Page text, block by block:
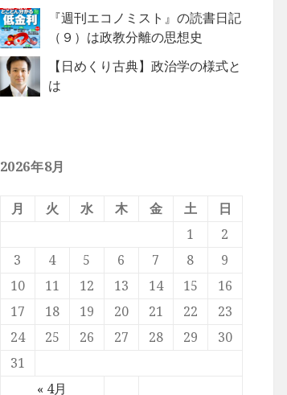
『週刊エコノミスト』の読書日記
（９）は政教分離の思想史
【日めくり古典】政治学の様式と
は
2026年8月
月 火 水 木 金 土 日
« 4月
1
2
3
4 5 6 7 8
9
10
11 12 13 14 15
16
17
18 19 20 21 22
23
24
25 26 27 28 29
30
31